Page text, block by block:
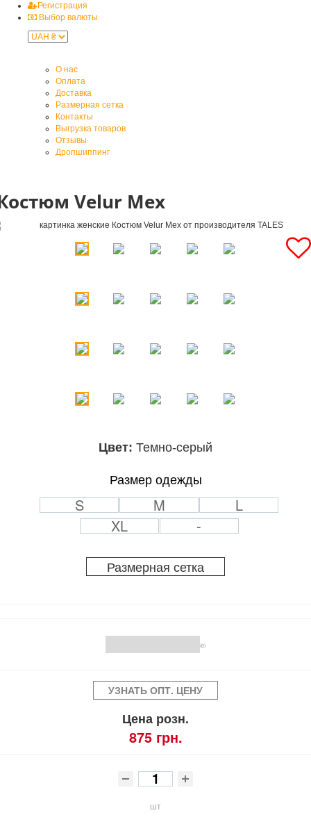
Регистрация
Выбор валюты
О нас
Оплата
Доставка
Размерная сетка
Контакты
Выгрузка товаров
Отзывы
Дропшиппинг
Velur Мех
Цвет: Темно-серый
Размер одежды
S M
L
XL
-
Размерная сетка
(0)
УЗНАТЬ ОПТ. ЦЕНУ
Цена розн.
875 грн.
шт